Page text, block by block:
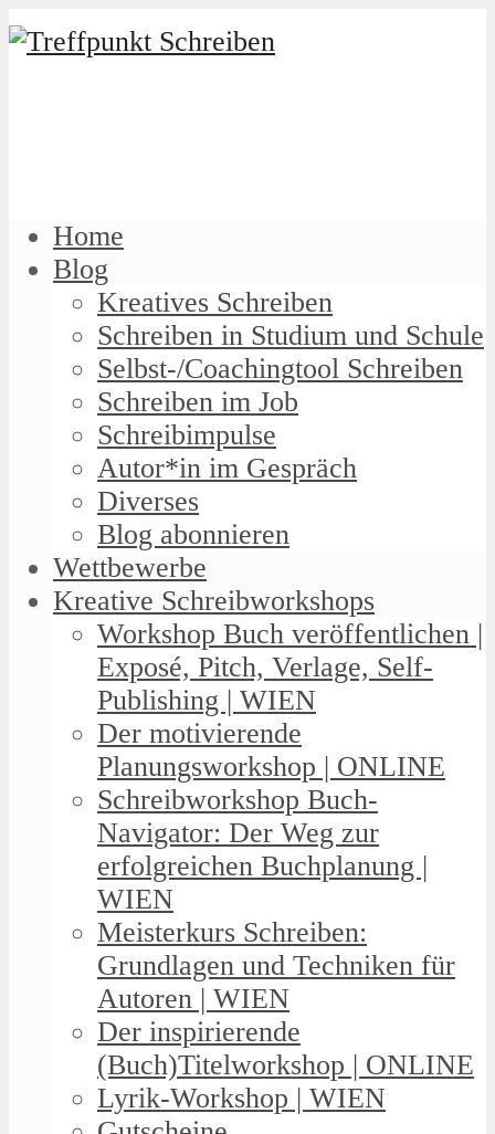
Home
Blog
Kreatives Schreiben
Schreiben in Studium und Schule
Selbst-/Coachingtool Schreiben
Schreiben im Job
Schreibimpulse
Autor*in im Gespräch
Diverses
Blog abonnieren
Wettbewerbe
Kreative Schreibworkshops
Workshop Buch veröffentlichen |
Exposé, Pitch, Verlage, Self-
Publishing | WIEN
Der motivierende
Planungsworkshop | ONLINE
Schreibworkshop Buch-
Navigator: Der Weg zur
erfolgreichen Buchplanung |
WIEN
Meisterkurs Schreiben:
Grundlagen und Techniken für
Autoren | WIEN
Der inspirierende
(Buch)Titelworkshop | ONLINE
Lyrik-Workshop | WIEN